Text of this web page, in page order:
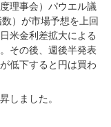
理事会）パウエル議
）が市場予想を上回
米金利差拡大による
その後、週後半発表
低下すると円は買わ
しました。